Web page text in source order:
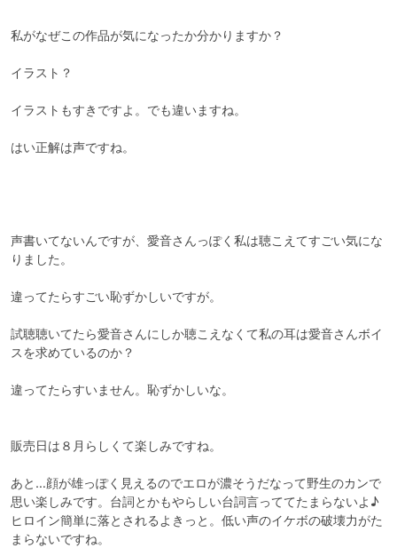
私がなぜこの作品が気になったか分かりますか？
イラスト？
イラストもすきですよ。でも違いますね。
はい正解は声ですね。
声書いてないんですが、愛音さんっぽく私は聴こえてすごい気にな
りました。
違ってたらすごい恥ずかしいですが。
試聴聴いてたら愛音さんにしか聴こえなくて私の耳は愛音さんボイ
スを求めているのか？
違ってたらすいません。恥ずかしいな。
販売日は８月らしくて楽しみですね。
あと…顔が雄っぽく見えるのでエロが濃そうだなって野生のカンで
思い楽しみです。台詞とかもやらしい台詞言っててたまらないよ♪
ヒロイン簡単に落とされるよきっと。低い声のイケボの破壊力がた
まらないですね。